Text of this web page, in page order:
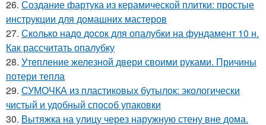
26. Создание фартука из керамической плитки: простые
инструкции для домашних мастеров
27. Сколько надо досок для опалубки на фундамент 10 н.
Как рассчитать опалубку
28. Утепление железной двери своими руками. Причины
потери тепла
29. СУМОЧКА из пластиковых бутылок: экологически
чистый и удобный способ упаковки
30. Вытяжка на улицу через наружную стену вне дома.